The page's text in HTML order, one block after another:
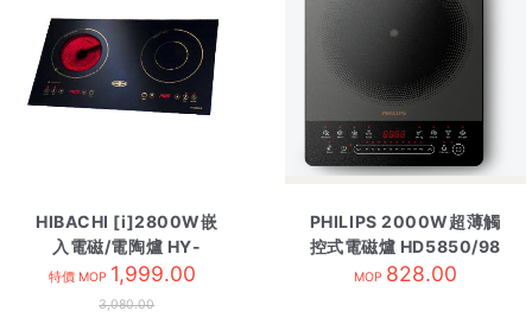
HIBACHI [i]2800W嵌
入電磁/電陶爐 HY-
2800CW/CS
特價 MOP 1,999.00
3,080.00
PHILIPS 2000W超薄觸
控式電磁爐 HD5850/98
MOP 828.00